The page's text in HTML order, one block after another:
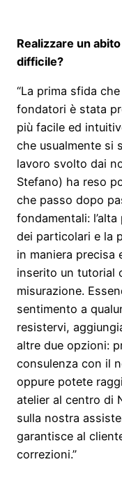
Realizzare un
difficile?
“La prima sfida
fondatori è stata
più facile ed
che usualmente si
lavoro svolto dai
Stefano) ha reso
che passo dopo
fondamentali:
dei particolari e la
in maniera precisa
inserito un tutorial
misurazione.
sentimento a
resistervi,
altre due opzioni:
consulenza con il
oppure potete
atelier al centro di
sulla nostra
garantisce al
correzioni.”